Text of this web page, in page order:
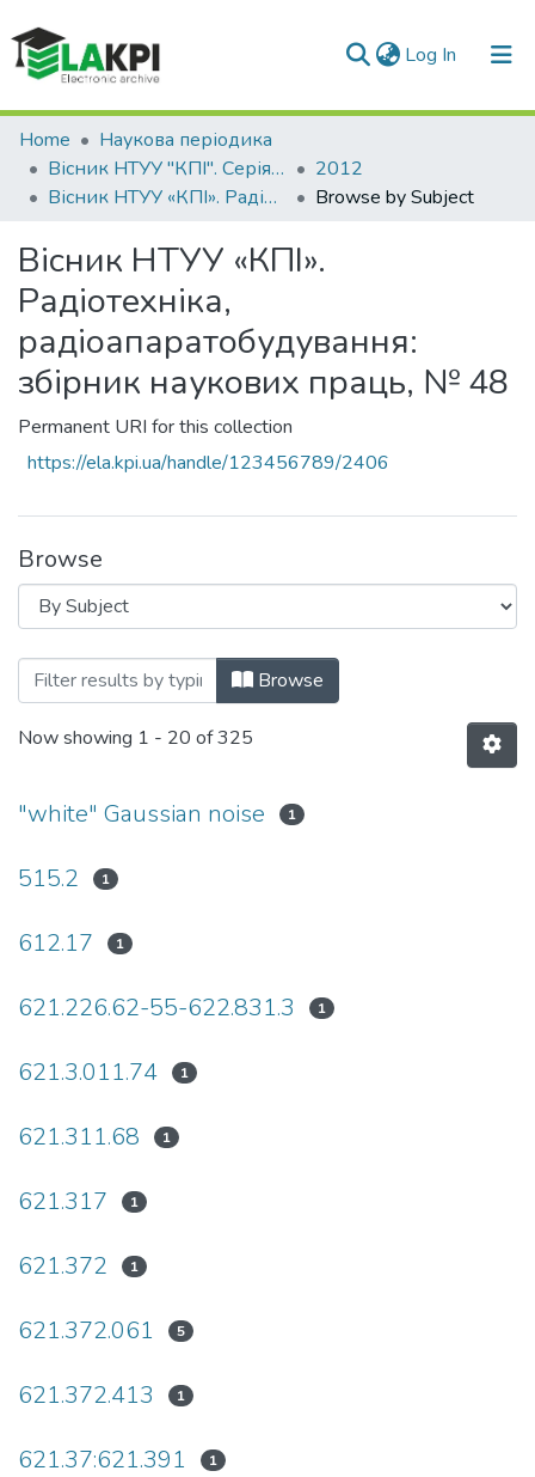
Log In (current)
Communities & Collections
All of DSpace
Home
Наукова періодика
Вісник НТУУ "КПІ". Серія Радіотехніка, Радіоапаратобудування
2012
Вісник НТУУ «КПІ». Радіотехніка, радіоапаратобудування: збірник наукових праць, № 48
Browse by Subject
Вісник НТУУ «КПІ».
Радіотехніка,
радіоапаратобудування:
збірник наукових праць, № 48
Permanent URI for this collection
https://ela.kpi.ua/handle/123456789/2406
Browse
Browsing Вісник НТУУ «КПІ».
Browse
Now showing 1 - 20 of 325
"white" Gaussian noise 1
515.2 1
612.17 1
621.226.62-55-622.831.3 1
621.3.011.74 1
621.311.68 1
621.317 1
621.372 1
621.372.061 5
621.372.413 1
621.37:621.391 1